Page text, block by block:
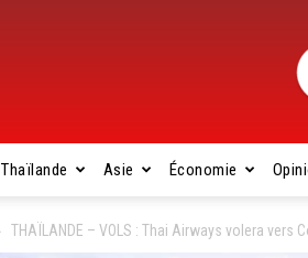
Thaïlande Asie Économie
THAÏLANDE – VOLS : Thai Airways volera vers